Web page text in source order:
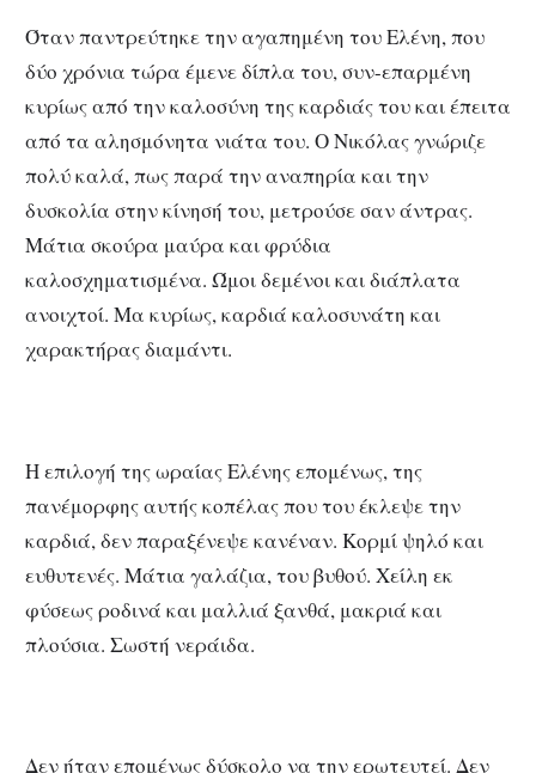
Όταν παντρεύτηκε την αγαπημένη του Ελένη, που
δύο χρόνια τώρα έμενε δίπλα του, συν-επαρμένη
κυρίως από την καλοσύνη της καρδιάς του και έπειτα
από τα αλησμόνητα νιάτα του. Ο Νικόλας γνώριζε
πολύ καλά, πως παρά την αναπηρία και την
δυσκολία στην κίνησή του, μετρούσε σαν άντρας.
Μάτια σκούρα μαύρα και φρύδια
καλοσχηματισμένα. Ώμοι δεμένοι και διάπλατα
ανοιχτοί. Μα κυρίως, καρδιά καλοσυνάτη και
χαρακτήρας διαμάντι.
Η επιλογή της ωραίας Ελένης επομένως, της
πανέμορφης αυτής κοπέλας που του έκλεψε την
καρδιά, δεν παραξένεψε κανέναν. Κορμί ψηλό και
ευθυτενές. Μάτια γαλάζια, του βυθού. Χείλη εκ
φύσεως ροδινά και μαλλιά ξανθά, μακριά και
πλούσια. Σωστή νεράιδα.
Δεν ήταν επομένως δύσκολο να την ερωτευτεί. Δεν